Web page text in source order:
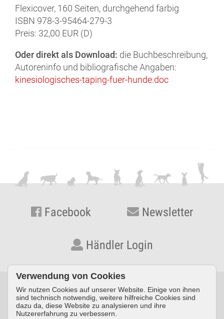
Flexicover, 160 Seiten, durchgehend farbig
ISBN 978-3-95464-279-3
Preis: 32,00 EUR (D)
Oder direkt als Download: die Buchbeschreibung,
Autoreninfo und bibliografische Angaben:
kinesiologisches-taping-fuer-hunde.doc
Facebook Newsletter
Händler Login
© KYNOS VERLAG Dr. Dieter Fleig GmbH · Konrad-Zuse-Straße
3 · D-54552 Nerdlen/Daun ·Telefon: +49 (0) 6592 957389-0
Verwendung von Cookies
Wir nutzen Cookies auf unserer Website. Einige von ihnen
sind technisch notwendig, weitere hilfreiche Cookies sind
dazu da, diese Website zu analysieren und ihre
Nutzererfahrung zu verbessern.